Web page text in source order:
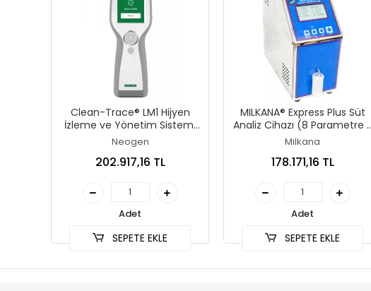
Clean-Trace® LM1 Hijyen
İzleme ve Yönetim Sistemi
(Lüminometre)
Neogen
202.917,16 TL
Adet
SEPETE EKLE
MILKANA® Express Plus Süt
Analiz Cihazı (8 Parametre /
45 Saniye)
Milkana
178.171,16 TL
Adet
SEPETE EKLE